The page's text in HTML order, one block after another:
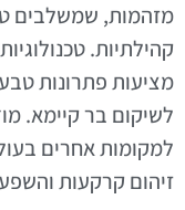
מזהמות, שמשלבים
קהילתיות.
מציעות פתרונות
לשיקום בר קיימא.
למקומות אחרים
זיהום קרקעות